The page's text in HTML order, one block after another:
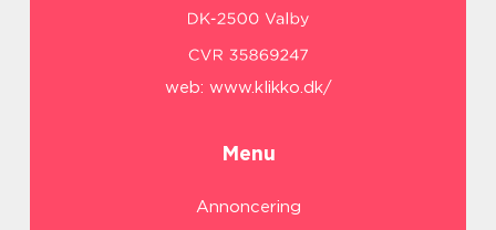
web: www.klikko.dk/
Menu
Annoncering